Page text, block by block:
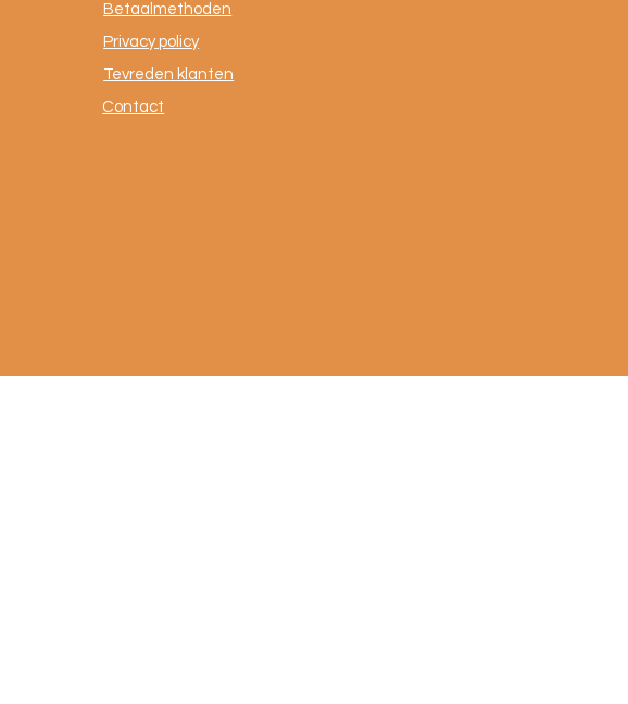
Betaalmethoden
Privacy policy
Tevreden klanten
Contact